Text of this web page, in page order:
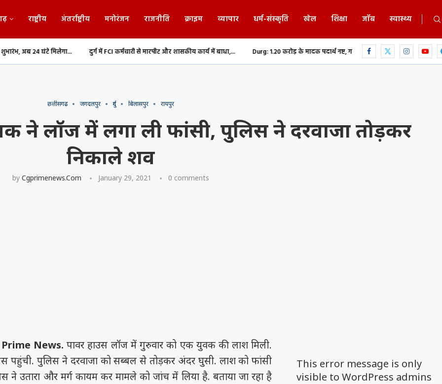
राष्ट्रीय अंतर्राष्ट्रीय मनोरंजन राजनीति क्राइम व्यापार धर्म-संस्कृति खेल शिक्षा जॉब स्वास्थ्य
दुर्ग में FCI कर्मचारी से मारपीट और शासकीय कार्य में बाधा,... Durg: 1.20 करोड़ के मादक पदार्थ नष्ट, गांजा-हेरोइन समेत नशीली दवाओं... छत्तीसगढ़ में
छत्तीसगढ़ जगदलपुर दुर्ग बिलासपुर रायपुर
ने लॉज में लगा ली फांसी, पुलिस ने दरवाजा तोड़कर
निकाले शव
by Cgprimenews.com January 29, 2021 0 comments
Prime News. पावर हाउस लॉज में गुरुवार को एक युवक की लाश मिली.
पहुंची. पुलिस ने दरवाजा को सब्बल से तोड़कर अंदर घुसी. लाश को फांसी
उतारा और मर्ग कायम कर मामले को जांच में लिया है. बताया जा रहा है
This error message is only
visible to WordPress admins